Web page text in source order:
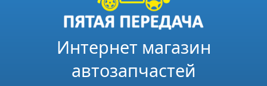
Интернет магазин
автозапчастей